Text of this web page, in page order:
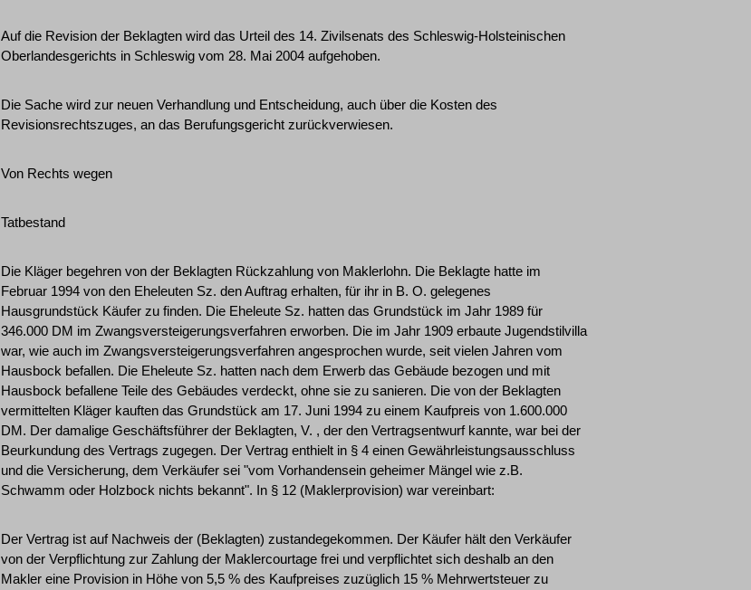
Auf die Revision der Beklagten wird das Urteil des 14. Zivilsenats des Schleswig-Holsteinischen
Oberlandesgerichts in Schleswig vom 28. Mai 2004 aufgehoben.
Die Sache wird zur neuen Verhandlung und Entscheidung, auch über die Kosten des
Revisionsrechtszuges, an das Berufungsgericht zurückverwiesen.
Von Rechts wegen
Tatbestand
Die Kläger begehren von der Beklagten Rückzahlung von Maklerlohn. Die Beklagte hatte im
Februar 1994 von den Eheleuten Sz. den Auftrag erhalten, für ihr in B. O. gelegenes
Hausgrundstück Käufer zu finden. Die Eheleute Sz. hatten das Grundstück im Jahr 1989 für
346.000 DM im Zwangsversteigerungsverfahren erworben. Die im Jahr 1909 erbaute Jugendstilvilla
war, wie auch im Zwangsversteigerungsverfahren angesprochen wurde, seit vielen Jahren vom
Hausbock befallen. Die Eheleute Sz. hatten nach dem Erwerb das Gebäude bezogen und mit
Hausbock befallene Teile des Gebäudes verdeckt, ohne sie zu sanieren. Die von der Beklagten
vermittelten Kläger kauften das Grundstück am 17. Juni 1994 zu einem Kaufpreis von 1.600.000
DM. Der damalige Geschäftsführer der Beklagten, V. , der den Vertragsentwurf kannte, war bei der
Beurkundung des Vertrags zugegen. Der Vertrag enthielt in § 4 einen Gewährleistungsausschluss
und die Versicherung, dem Verkäufer sei "vom Vorhandensein geheimer Mängel wie z.B.
Schwamm oder Holzbock nichts bekannt". In § 12 (Maklerprovision) war vereinbart:
Der Vertrag ist auf Nachweis der (Beklagten) zustandegekommen. Der Käufer hält den Verkäufer
von der Verpflichtung zur Zahlung der Maklercourtage frei und verpflichtet sich deshalb an den
Makler eine Provision in Höhe von 5,5 % des Kaufpreises zuzüglich 15 % Mehrwertsteuer zu